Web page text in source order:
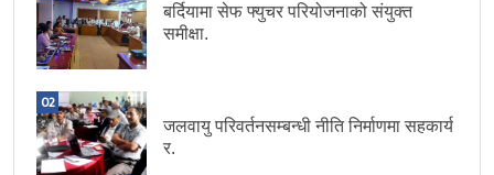
बर्दियामा सेफ फ्युचर परियोजनाको संयुक्त
समीक्षा.
02
जलवायु परिवर्तनसम्बन्धी नीति निर्माणमा सहकार्य
र.